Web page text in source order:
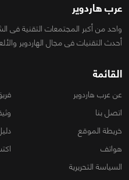
عرب هاردوير
واحد من أكبر المجتمعات التقنية
أحدث التقنيات فى مجال الهاردوير
القائمة
عن عرب هاردوير
اتصل بنا
خريطة الموقع
هواتف
السياسة التحريرية